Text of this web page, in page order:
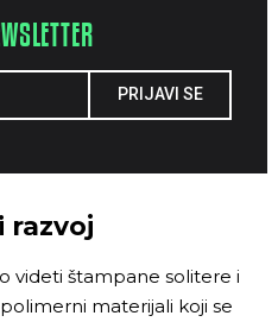
PRIJAVI SE
razvoj
videti štampane solitere i
materijali koji se